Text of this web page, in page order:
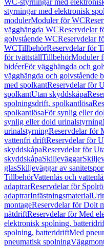
WC-styrningar med
styrningar med elektronisk
modulerModuler för WC
vägghängda WCReservdelar
golvstående WCReservdelar
WCTillbehörReservdelar för
för tvättställTillbehörModuler
bidéerFör vägghängda och
vägghängda och golvstående
med spolkantReservdelar för
spolkantUtan skyddskåpa
spolningsdrift, spolkantlösa
spolkantlösaFör synlig eller
synlig eller dold urinalstyrning
urinalstyrningReservdelar för
vattenfri driftReservdelar för
skyddskåpaReservdelar för
skyddskåpaSkiljeväggar
glasSkiljeväggar av
TillbehörVattenlås och
adaptrarReservdelar för
adaptrarInfästningsmaterial
montageReservdelar för Dolt
nätdriftReservdelar för Med
elektronisk spolning,
spolning, batteridriftMed
pneumatisk spolning